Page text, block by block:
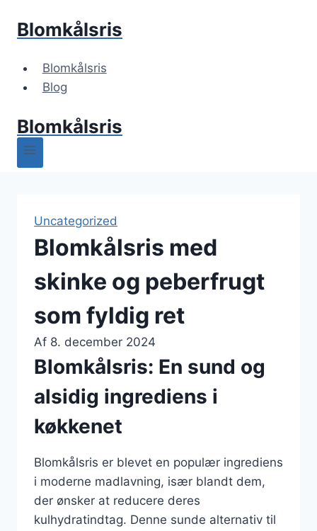
Blomkålsris
Blomkålsris
Blog
Blomkålsris
Uncategorized
Blomkålsris med
skinke og peberfrugt
som fyldig ret
Af 8. december 2024
Blomkålsris: En sund og
alsidig ingrediens i
køkkenet
Blomkålsris er blevet en populær ingrediens
i moderne madlavning, især blandt dem,
der ønsker at reducere deres
kulhydratindtag. Denne sunde alternativ til